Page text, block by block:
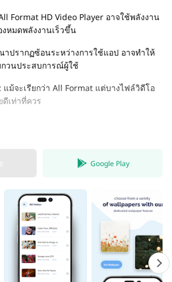
Format HD Video Player อาจใช้พลังงาน
งหมดพลังงานเร็วขึ้น
รากฏซ้อนระหว่างการใช้แอป อาจทำให้
วนประสบการณ์ผู้ใช้
ม้จะเรียกว่า All Format แต่บางไฟล์วิดีโอ
เท่าที่ควร
Google Play